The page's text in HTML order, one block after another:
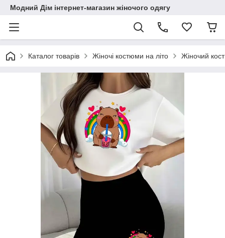
Модний Дім інтернет-магазин жіночого одягу
Каталог товарів Жіночі костюми на літо Жіночий